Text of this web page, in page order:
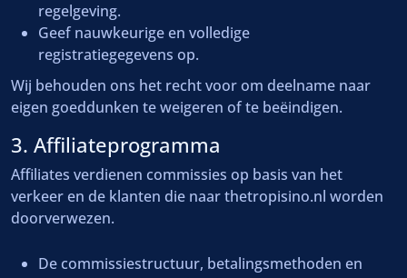
regelgeving.
Geef nauwkeurige en volledige
registratiegegevens op.
Wij behouden ons het recht voor om deelname naar
eigen goeddunken te weigeren of te beëindigen.
3. Affiliateprogramma
Affiliates verdienen commissies op basis van het
verkeer en de klanten die naar thetropisino.nl worden
doorverwezen.
De commissiestructuur, betalingsmethoden en